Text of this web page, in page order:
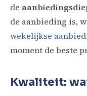
de
de aanbieding is,
wekelijkse
moment de beste
Kwaliteit: